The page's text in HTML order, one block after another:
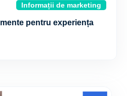
Informații de marketing
pentru experiența